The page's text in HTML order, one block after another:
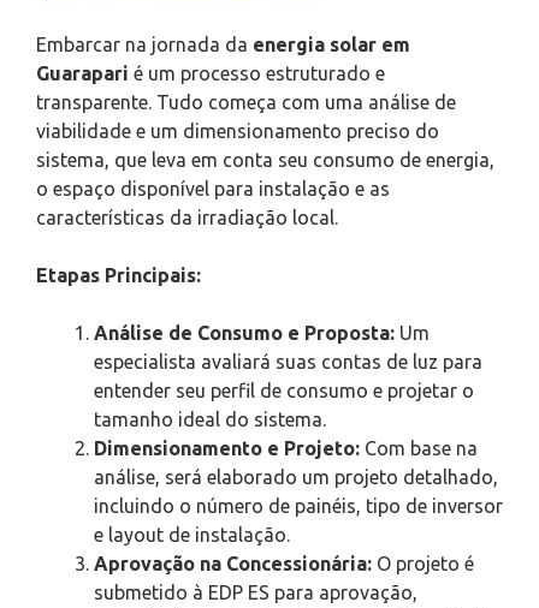
Embarcar na jornada da energia solar em
Guarapari é um processo estruturado e
transparente. Tudo começa com uma análise de
viabilidade e um dimensionamento preciso do
sistema, que leva em conta seu consumo de energia,
o espaço disponível para instalação e as
características da irradiação local.
Etapas Principais:
Análise de Consumo e Proposta: Um
especialista avaliará suas contas de luz para
entender seu perfil de consumo e projetar o
tamanho ideal do sistema.
Dimensionamento e Projeto: Com base na
análise, será elaborado um projeto detalhado,
incluindo o número de painéis, tipo de inversor
e layout de instalação.
Aprovação na Concessionária: O projeto é
submetido à EDP ES para aprovação,